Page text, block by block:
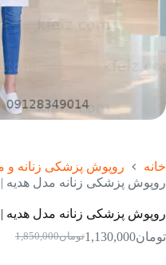
خانه
روپوش پزشکی زنانه و
روپوش پزشکی زنانه مدل هدیه
روپوش پزشکی زنانه مدل هدیه
تومان1,850,000 قیمت
تومان1,130,000قیمت